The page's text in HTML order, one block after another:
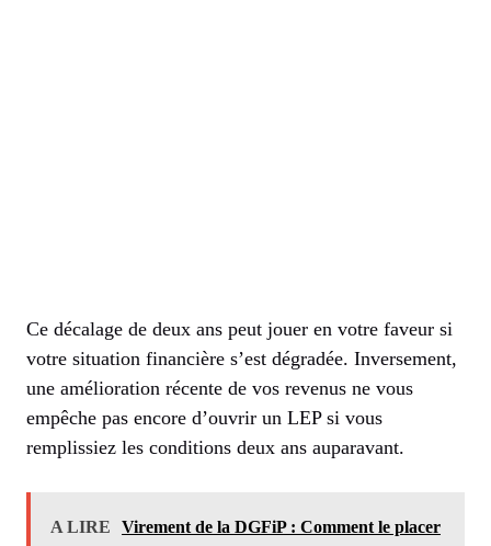
Ce décalage de deux ans peut jouer en votre faveur si
votre situation financière s’est dégradée. Inversement,
une amélioration récente de vos revenus ne vous
empêche pas encore d’ouvrir un LEP si vous
remplissiez les conditions deux ans auparavant.
A LIRE
Virement de la DGFiP : Comment le placer